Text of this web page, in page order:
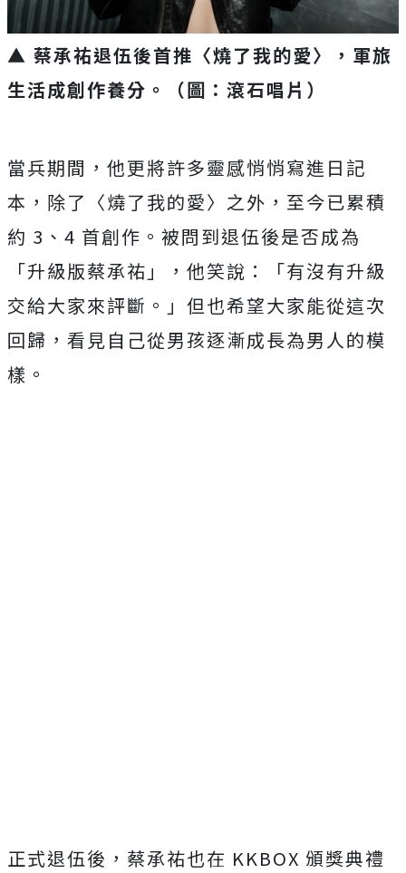
▲ 蔡承祐退伍後首推〈燒了我的愛〉，軍旅
生活成創作養分。（圖：滾石唱片）
當兵期間， 他更將許多靈感悄悄寫進日記
本，除了〈燒了我的愛〉之外， 至今已累積
約 3、4 首創作。被問到退伍後是否成為
「升級版蔡承祐」，他笑說：「有沒有升級
交給大家來評斷。」但也希望大家能從這次
回歸， 看見自己從男孩逐漸成長為男人的模
樣。
正式退伍後，蔡承祐也在 KKBOX 頒獎典禮